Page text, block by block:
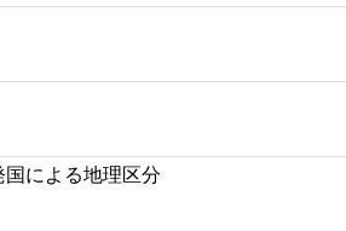
国による地理区分